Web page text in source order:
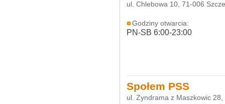
ul. Chlebowa 10, 71-006
Godziny otwarcia:
PN-SB 6:00-23:00
Społem PSS
ul. Zyndrama z Maszkowic 28,